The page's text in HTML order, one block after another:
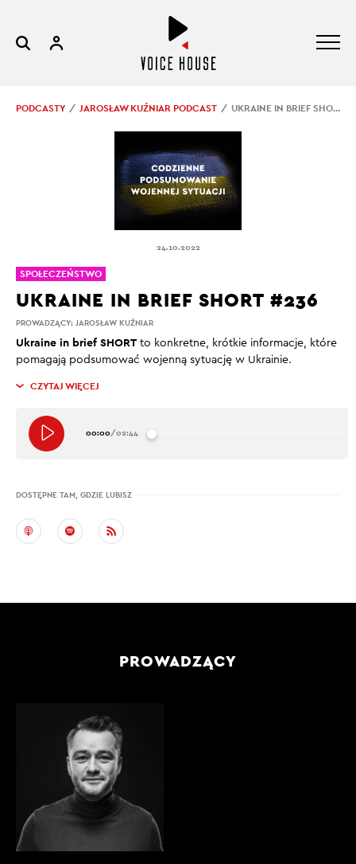
PODCASTY JAROSŁAW KUŹNIAR PODCAST UKRAINE IN BRIEF SHORT #236
24.10.2022
PROWADZĄCY: JAROSŁAW KUŹNIAR
UKRAINE IN BRIEF SHORT #236
Ukraine in brief SHORT to konkretne, krótkie informacje, które
pomagają podsumować wojenną sytuację w Ukrainie.
CZYTAJ WIĘCEJ
00:00/02:44
DOSTĘPNE TAM, GDZIE LUBISZ
SPOŁECZEŃSTWO
PROWADZĄCY